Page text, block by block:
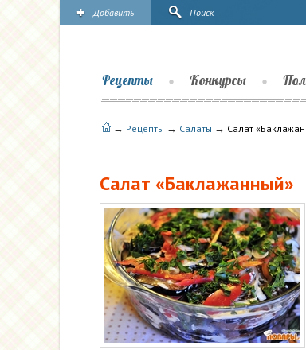
Добавить Поиск
Рецепты Конкурсы
→ Рецепты → Салаты → Салат
Салат «Баклажанный»